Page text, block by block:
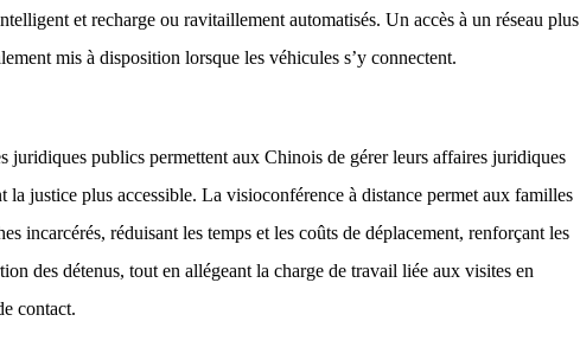
et recharge ou ravitaillement automatisés. Un accès à un réseau plus
mis à disposition lorsque les véhicules s’y connectent.
juridiques publics permettent aux Chinois de gérer leurs affaires juridiques
la justice plus accessible. La visioconférence à distance permet aux familles
incarcérés, réduisant les temps et les coûts de déplacement, renforçant les
des détenus, tout en allégeant la charge de travail liée aux visites en
contact.